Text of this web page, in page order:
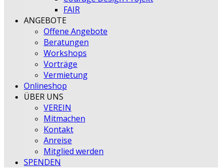
FAIR
ANGEBOTE
Offene Angebote
Beratungen
Workshops
Vorträge
Vermietung
Onlineshop
ÜBER UNS
VEREIN
Mitmachen
Kontakt
Anreise
Mitglied werden
SPENDEN